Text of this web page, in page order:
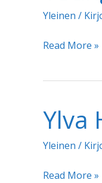
Yleinen /
Younghearted
Kerro
Read More »
Ylva
Yleinen /
Ylva
Read More »